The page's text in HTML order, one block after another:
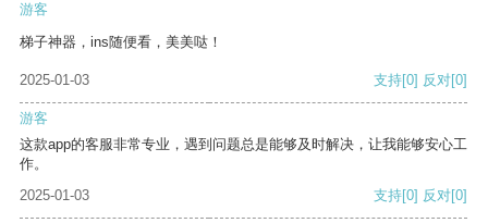
游客
梯子神器，ins随便看，美美哒！
2025-01-03 支持[0] 反对[0]
游客
这款app的客服非常专业，遇到问题总是能够及时解决，让我能够安心工
作。
2025-01-03
支持[0] 反对[0]